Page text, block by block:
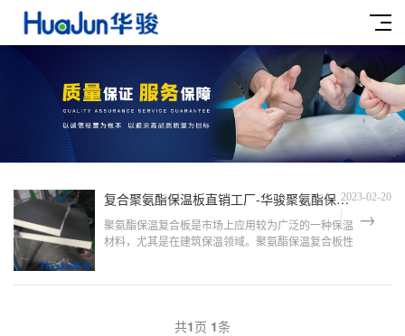
复合聚氨酯保温板直销工厂-华骏聚氨酯保温瓦壳厂家
2023-02-20
聚氨酯保温复合板是市场上应用较为广泛的一种保温
材料，尤其是在建筑保温领域。聚氨酯保温复合板性
间；具有很好的抗...
共1页 1条